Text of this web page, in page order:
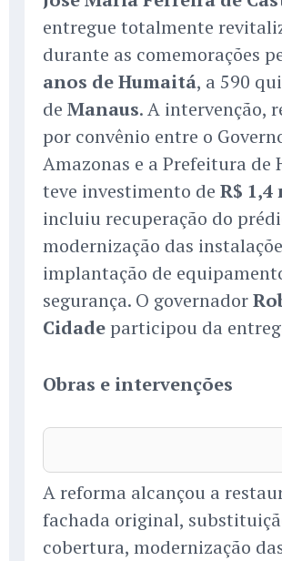
entregue totalmente
durante as comemorações
anos de Humaitá, a 590
de Manaus. A intervenção,
por convênio entre o
Amazonas e a Prefeitura de
teve investimento de R$
incluiu recuperação do
modernização das
implantação de
segurança. O governador
Cidade participou da
Obras e intervenções
A reforma alcançou a
fachada original,
cobertura, modernização